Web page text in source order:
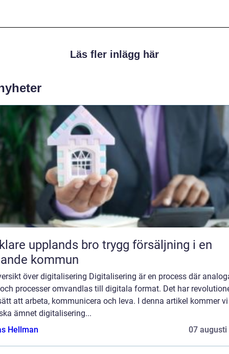
Läs fler inlägg här
upplands bro trygg försäljning i en
kommun
över digitalisering Digitalisering är en process där
processer omvandlas till digitala format. Det har
att arbeta, kommunicera och leva. I denna artikel kommer
ämnet digitalisering...
Hellman
07 augusti